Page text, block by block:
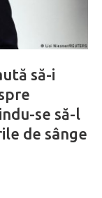
să-i
se să-l
de sânge